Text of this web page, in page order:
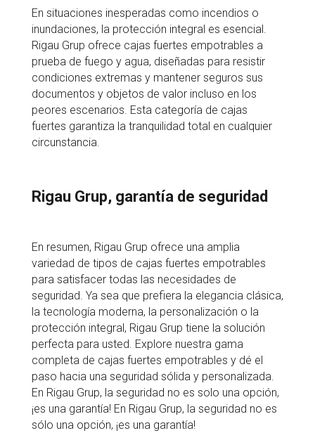
En situaciones inesperadas como incendios o
inundaciones, la protección integral es esencial.
Rigau Grup ofrece cajas fuertes empotrables a
prueba de fuego y agua, diseñadas para resistir
condiciones extremas y mantener seguros sus
documentos y objetos de valor incluso en los
peores escenarios. Esta categoría de cajas
fuertes garantiza la tranquilidad total en cualquier
circunstancia.
Rigau Grup, garantía de seguridad
En resumen, Rigau Grup ofrece una amplia
variedad de tipos de cajas fuertes empotrables
para satisfacer todas las necesidades de
seguridad. Ya sea que prefiera la elegancia clásica,
la tecnología moderna, la personalización o la
protección integral, Rigau Grup tiene la solución
perfecta para usted. Explore nuestra gama
completa de cajas fuertes empotrables y dé el
paso hacia una seguridad sólida y personalizada.
En Rigau Grup, la seguridad no es solo una opción,
¡es una garantía! En Rigau Grup, la seguridad no es
sólo una opción, ¡es una garantía!